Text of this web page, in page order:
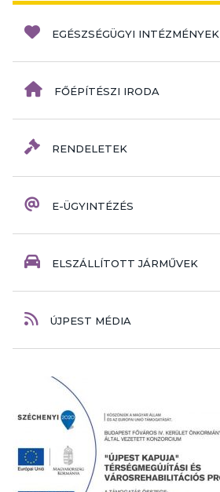
EGÉSZSÉGÜGYI INTÉZMÉNYEK
FŐÉPÍTÉSZI IRODA
RENDELETEK
E-ÜGYINTÉZÉS
ELSZÁLLÍTOTT JÁRMŰVEK
ÚJPEST MÉDIA